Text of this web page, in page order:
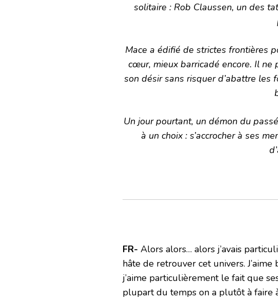
solitaire : Rob Claussen, un des
Mace a édifié de strictes frontières
cœur, mieux barricadé encore. Il
son désir sans risquer d’abattre les
Un jour pourtant, un démon du
à un choix : s’accrocher à ses
FR- Alors alors… alors j’avais
hâte de retrouver cet univers.
j’aime particulièrement le fait que
plupart du temps on a plutôt à faire